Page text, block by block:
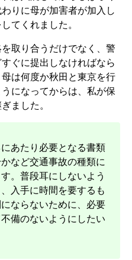
りに母が加害者が加入し
てくれました。
取り合うだけでなく、警
ぐに提出しなければなら
は何度か秋田と東京を行
になってからは、私が保
ました。
あたり必要となる書類
など交通事故の種類に
。普段耳にしないよう
入手に時間を要するも
ならないために、必要
備のないようにしたい